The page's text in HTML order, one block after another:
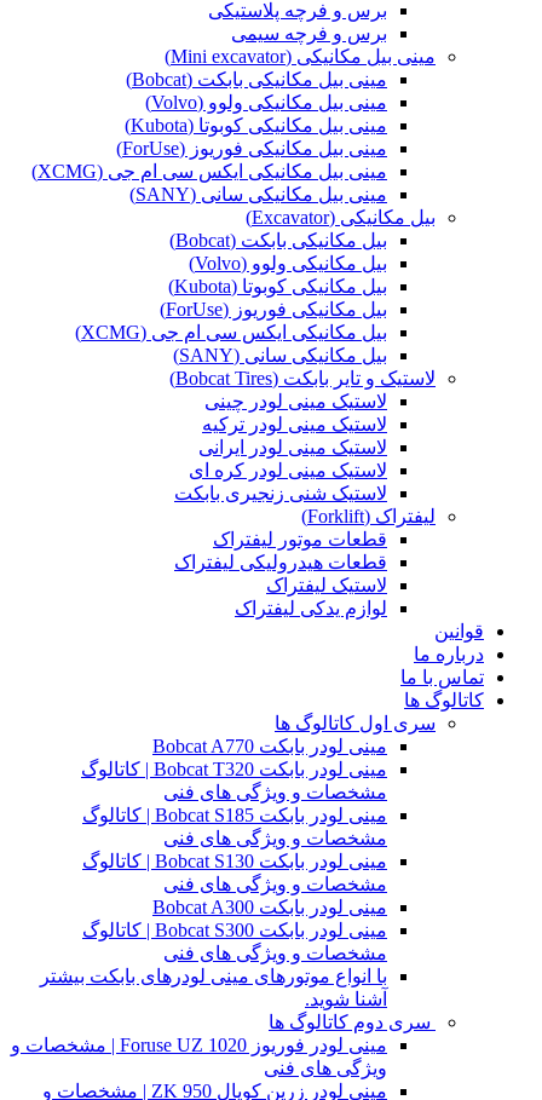
برس و فرچه پلاستیکی
برس و فرچه سیمی
مینی بیل مکانیکی (Mini excavator)
مینی بیل مکانیکی بابکت (Bobcat)
مینی بیل مکانیکی ولوو (Volvo)
مینی بیل مکانیکی کوبوتا (Kubota)
مینی بیل مکانیکی فوریوز (ForUse)
مینی بیل مکانیکی ایکس سی ام جی (XCMG)
مینی بیل مکانیکی سانی (SANY)
بیل مکانیکی (Excavator)
بیل مکانیکی بابکت (Bobcat)
بیل مکانیکی ولوو (Volvo)
بیل مکانیکی کوبوتا (Kubota)
بیل مکانیکی فوریوز (ForUse)
بیل مکانیکی ایکس سی ام جی (XCMG)
بیل مکانیکی سانی (SANY)
لاستیک و تایر بابکت (Bobcat Tires)
لاستیک مینی لودر چینی
لاستیک مینی لودر ترکیه
لاستیک مینی لودر ایرانی
لاستیک مینی لودر کره ای
لاستیک شنی زنجیری بابکت
لیفتراک (Forklift)
قطعات موتور لیفتراک
قطعات هیدرولیکی لیفتراک
لاستیک لیفتراک
لوازم یدکی لیفتراک
قوانین
درباره ما
تماس با ما
کاتالوگ ها
سری اول کاتالوگ ها
مینی لودر بابکت Bobcat A770
مینی لودر بابکت Bobcat T320 | کاتالوگ
مشخصات و ویژگی های فنی
مینی لودر بابکت Bobcat S185 | کاتالوگ
مشخصات و ویژگی های فنی
مینی لودر بابکت Bobcat S130 | کاتالوگ
مشخصات و ویژگی های فنی
مینی لودر بابکت Bobcat A300
مینی لودر بابکت Bobcat S300 | کاتالوگ
مشخصات و ویژگی های فنی
با انواع موتورهای مینی لودرهای بابکت بیشتر
آشنا شوید.
سری دوم کاتالوگ ها
مینی لودر فوریوز Foruse UZ 1020 | مشخصات و
ویژگی های فنی
مینی لودر زرین کوپال ZK 950 | مشخصات و